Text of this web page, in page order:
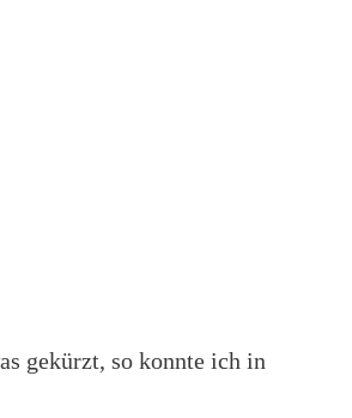
gekürzt, so konnte ich in